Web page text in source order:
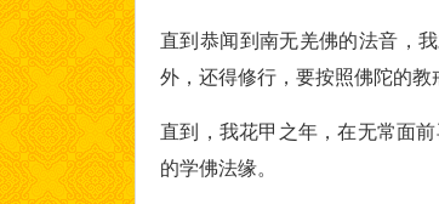
直到恭闻到南无羌佛的法音，
外，还得修行，要按照佛陀的教
直到，我花甲之年，在无常面
的学佛法缘。